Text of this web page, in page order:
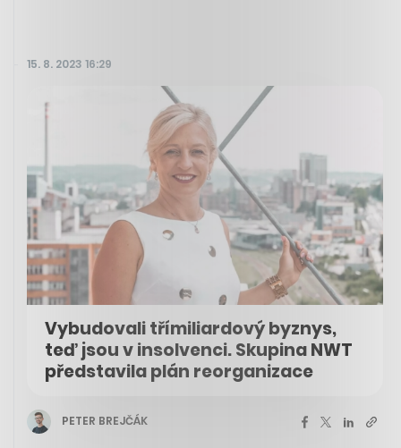
15. 8. 2023 16:29
Vybudovali třímiliardový byznys,
teď jsou v insolvenci. Skupina NWT
představila plán reorganizace
PETER BREJČÁK